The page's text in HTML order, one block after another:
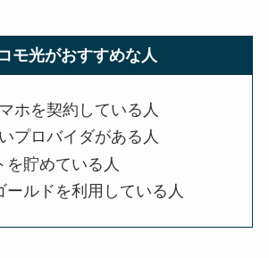
モ光がおすすめな人
ホを契約している人
プロバイダがある人
を貯めている人
ールドを利用している人